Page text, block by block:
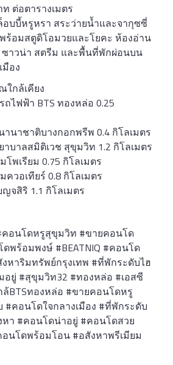
ต่อตารางเมตร
บบี้หรูหรา สระว่ายน้ำและจากุซซี่
ร้อมสตูดิโอมวยและโยคะ ห้องอ่าน
าวน่า สตรีม และพื้นที่พักผ่อนบน
มือง
ใกล้เคียง
ถไฟฟ้า BTS ทองหล่อ 0.25
านาชาติบางกอกพรีพ 0.4 กิโลเมตร
าบาลสมิติเวช สุขุมวิท 1.2 กิโลเมตร
พเรียม 0.75 กิโลเมตร
ควอเทียร์ 0.8 กิโลเมตร
จสิริ 1.1 กิโลเมตร
อนโดหรูสุขุมวิท #ขายคอนโด
พร้อมพงษ์ #BEATNIQ #คอนโด
หาริมทรัพย์กรุงเทพ #ที่พักระดับไฮ
ยู่ #สุขุมวิท32 #ทองหล่อ #เอสซี
BTSทองหล่อ #ขายคอนโดหรู
คอนโดใจกลางเมือง #ที่พักระดับ
า #คอนโดน่าอยู่ #คอนโดสวย
นโดพร้อมโอน #อสังหาพรีเมียม